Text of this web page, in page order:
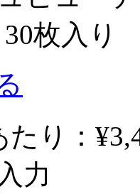
枚入り
たり：
力